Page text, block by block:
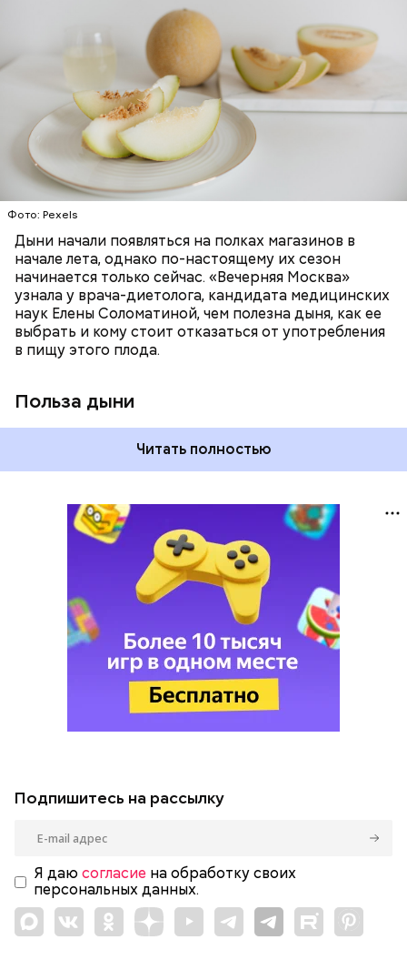
Фото: Pexels
Дыни начали появляться на полках магазинов в
начале лета, однако по-настоящему их сезон
начинается только сейчас. «Вечерняя Москва»
узнала у врача-диетолога, кандидата медицинских
наук Елены Соломатиной, чем полезна дыня, как ее
выбрать и кому стоит отказаться от употребления
в пищу этого плода.
Польза дыни
Дыня содержит много структурированной
жидкости, поэтому организму не нужно тратить
много энергии, чтобы ее усвоить, рассказала
доктор. Кроме того, этот плод богат витаминами и
минералами. Так, в дыне содержатся:
бета-каротин (провитамин А) — отвечает за
поддержание иммунитета, зрения и
необходим для обновления кожи. Дыня
«делает пилинг изнутри», обновляет
слизистые оболочки органов. А еще именно
бета-каротин обеспечивает дыне желтый
лютеин и зеаксантин — эти каротиноиды
отлично поддерживают наше зрение;
калий — оказывает мочегонное действие,
поддерживает сердечно-сосудистую
систему и предотвращает скачки давления;
магний — помогает калию и не дает сосудам
спазмироваться.
Читать полностью
ЗДОРОВЬЕ
ПРАВИЛЬНОЕ ПИТАНИЕ
ОВОЩИ
ЛЕТО ФРУКТЫ
Подпишитесь на рассылку
Я даю согласие на обработку своих
персональных данных.